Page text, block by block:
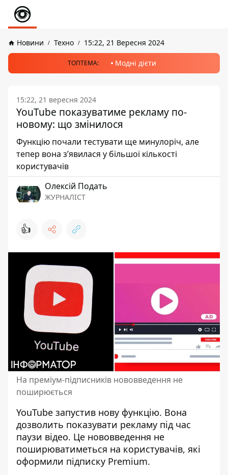
Новини Техно 15:22, 21 Вересня 2024
ТОПТЕМА: Модні дієти
15:22, 21 вересня 2024
YouTube показуватиме рекламу по-
новому: що змінилося
Функцію почали тестувати ще минулоріч, але
тепер вона зʼявилася у більшої кількості
користувачів
Олексій Подать
ЖУРНАЛІСТ
👍
На преміум-підписників нововведення не
поширюється
YouTube запустив нову функцію. Вона
дозволить показувати рекламу під час
паузи відео. Це нововведення не
поширюватиметься на користувачів, які
оформили підписку Premium.